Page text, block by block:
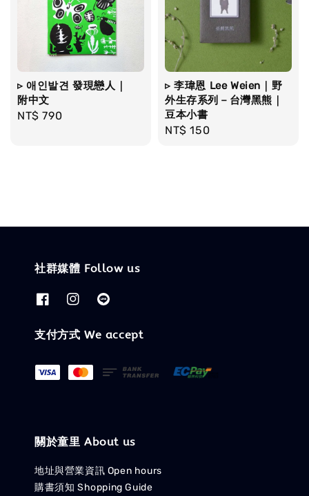
▹ 애인발견 發現戀人｜
附中文
Regular
NT$ 790
▹ 李瑋恩 Lee Weien｜野
外生存系列－台灣黑熊｜
豆本小書
Regular
NT$ 150
社群媒體 Follow us
支付方式 We accept
關於童里 About us
地址與營業資訊 Open hours
購書須知 Shopping Guide